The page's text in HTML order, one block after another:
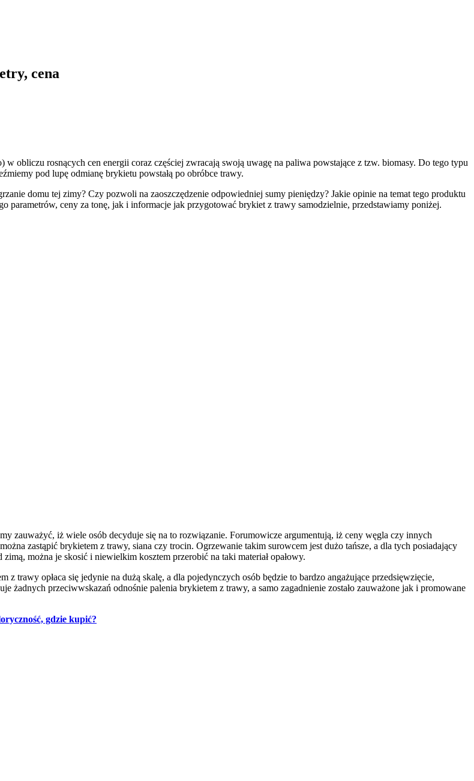
cena
obliczu rosnących cen energii coraz częściej zwracają swoją uwagę na paliwa powstające z tzw. biomasy. Do tego typu
pod lupę odmianę brykietu powstałą po obróbce trawy.
domu tej zimy? Czy pozwoli na zaoszczędzenie odpowiedniej sumy pieniędzy? Jakie opinie na temat tego produktu
parametrów, ceny za tonę, jak i informacje jak przygotować brykiet z trawy samodzielnie, przedstawiamy poniżej.
zauważyć, iż wiele osób decyduje się na to rozwiązanie. Forumowicze argumentują, iż ceny węgla czy innych
zastąpić brykietem z trawy, siana czy trocin. Ogrzewanie takim surowcem jest dużo tańsze, a dla tych posiadający
można je skosić i niewielkim kosztem przerobić na taki materiał opałowy.
trawy opłaca się jedynie na dużą skalę, a dla pojedynczych osób będzie to bardzo angażujące przedsięwzięcie,
żadnych przeciwwskazań odnośnie palenia brykietem z trawy, a samo zagadnienie zostało zauważone jak i promowane
gdzie kupić?